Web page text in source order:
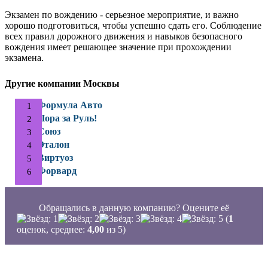
Экзамен по вождению - серьезное мероприятие, и важно
хорошо подготовиться, чтобы успешно сдать его. Соблюдение
всех правил дорожного движения и навыков безопасного
вождения имеет решающее значение при прохождении
экзамена.
Другие компании Москвы
Формула Авто
Пора за Руль!
Союз
Эталон
Виртуоз
Форвард
Обращались в данную компанию? Оцените её
(1
оценок, среднее: 4,00 из 5)